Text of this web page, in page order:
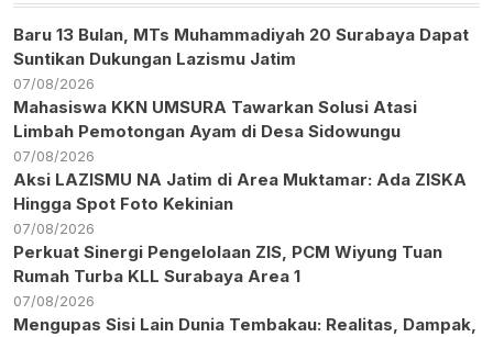
Baru 13 Bulan, MTs Muhammadiyah 20 Surabaya Dapat
Suntikan Dukungan Lazismu Jatim
07/08/2026
Mahasiswa KKN UMSURA Tawarkan Solusi Atasi
Limbah Pemotongan Ayam di Desa Sidowungu
07/08/2026
Aksi LAZISMU NA Jatim di Area Muktamar: Ada ZISKA
Hingga Spot Foto Kekinian
07/08/2026
Perkuat Sinergi Pengelolaan ZIS, PCM Wiyung Tuan
Rumah Turba KLL Surabaya Area 1
07/08/2026
Mengupas Sisi Lain Dunia Tembakau: Realitas, Dampak,